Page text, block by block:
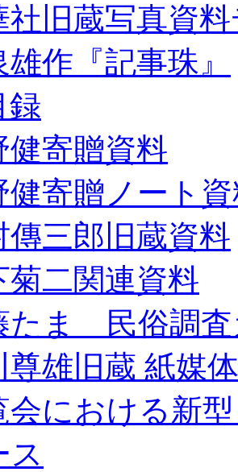
社旧蔵写真資
作『記事珠』
録
健寄贈資料
健寄贈ノート
傳三郎旧蔵資料
菊二関連資料
たま 民俗調査
尊雄旧蔵 紙媒
会における新
ス